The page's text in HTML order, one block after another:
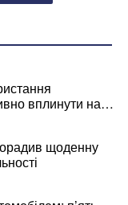
вплинути на
щоденну